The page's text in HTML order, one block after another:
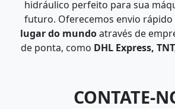
hidráulico perfeito para sua
futuro. Oferecemos envio rápido
lugar do mundoatravés de
de ponta, como DHL Express,
CONTATE-